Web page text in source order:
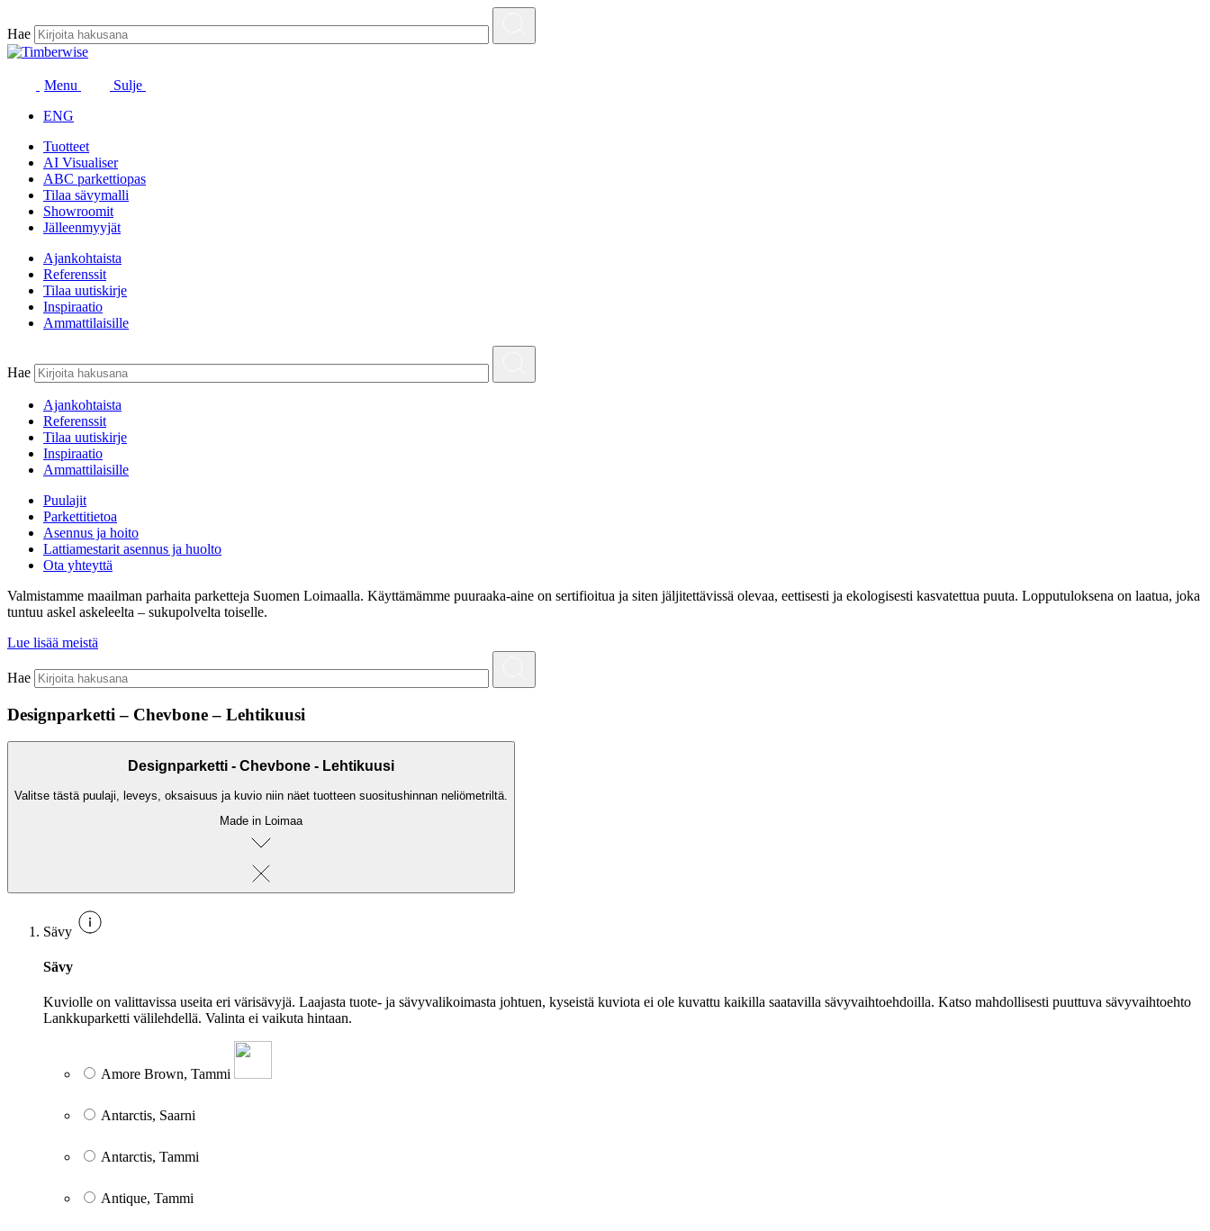
sisältöön
Hae
Menu
Sulje
ENG
Tuotteet
AI Visualiser
ABC parkettiopas
Tilaa sävymalli
Showroomit
Jälleenmyyjät
Ajankohtaista
Referenssit
Tilaa uutiskirje
Inspiraatio
Ammattilaisille
Hae
Ajankohtaista
Referenssit
Tilaa uutiskirje
Inspiraatio
Ammattilaisille
Puulajit
Parkettitietoa
Asennus ja hoito
Lattiamestarit asennus ja huolto
Ota yhteyttä
Valmistamme maailman parhaita parketteja Suomen Loimaalla. Käyttämämme puuraaka-aine on sertifioitua ja siten jäljitettävissä olevaa, eettisesti ja ekologisesti kasvatettua puuta. Lopputuloksena on laatua, joka
tuntuu askel askeleelta – sukupolvelta toiselle.
Lue lisää meistä
Hae
Designparketti – Chevbone – Lehtikuusi
Designparketti - Chevbone - Lehtikuusi
Valitse tästä puulaji, leveys, oksaisuus ja kuvio niin näet tuotteen suositushinnan neliömetriltä.
Made in Loimaa
Sävy
Sävy
Kuviolle on valittavissa useita eri värisävyjä. Laajasta tuote- ja sävyvalikoimasta johtuen, kyseistä kuviota ei ole kuvattu kaikilla saatavilla sävyvaihtoehdoilla. Katso mahdollisesti puuttuva sävyvaihtoehto
Lankkuparketti välilehdellä. Valinta ei vaikuta hintaan.
Amore Brown, Tammi
Antarctis, Saarni
Antarctis, Tammi
Antique, Tammi